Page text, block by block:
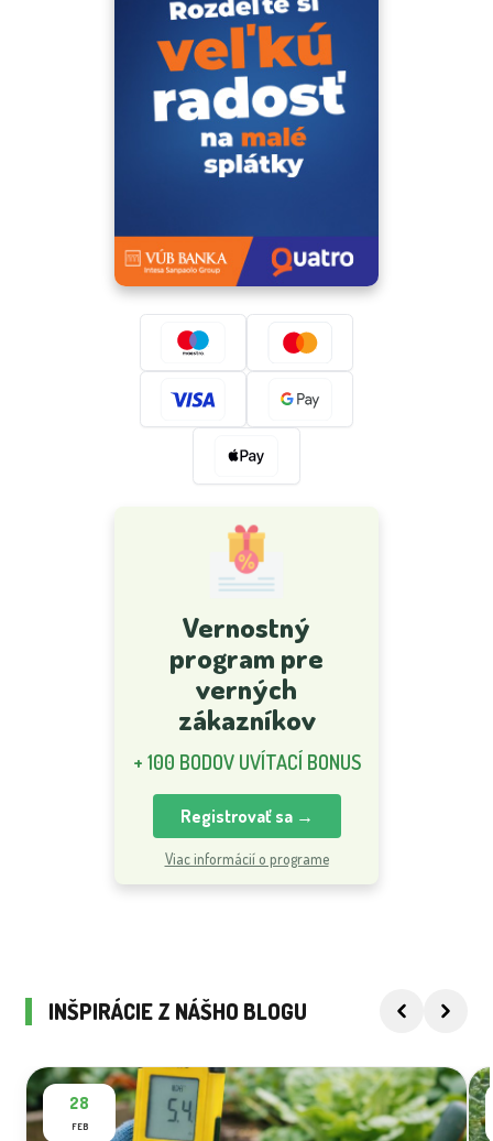
Vernostný
program pre
verných
zákazníkov
+ 100 BODOV UVÍTACÍ BONUS
Registrovať sa →
Viac informácií o programe
INŠPIRÁCIE Z NÁŠHO BLOGU
28
FEB